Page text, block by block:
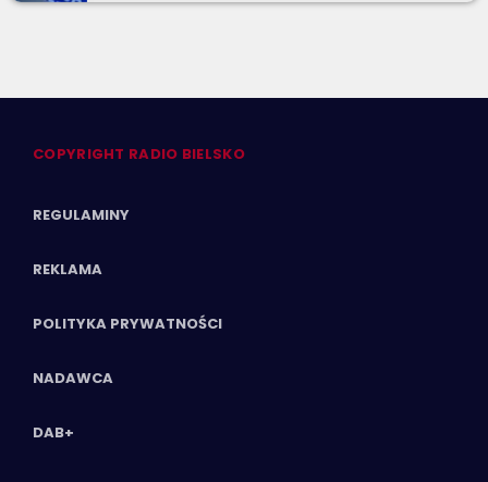
COPYRIGHT RADIO BIELSKO
REGULAMINY
REKLAMA
POLITYKA PRYWATNOŚCI
NADAWCA
DAB+